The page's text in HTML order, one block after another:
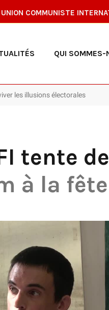
UNION COMMUNISTE
QUI SOMMES-
les illusions électorales
tente
à la